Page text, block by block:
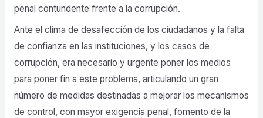
penal contundente frente a la corrupción.
Ante el clima de desafección de los ciudadanos y la falta
de confianza en las instituciones, y los casos de
corrupción, era necesario y urgente poner los medios
para poner fin a este problema, articulando un gran
número de medidas destinadas a mejorar los mecanismos
de control, con mayor exigencia penal, fomento de la